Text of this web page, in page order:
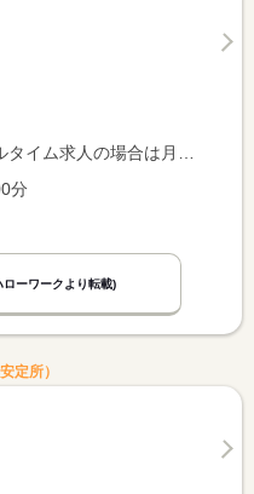
パート求人の場合は時間額を表示しています。
分
ローワークより転載)
定所）